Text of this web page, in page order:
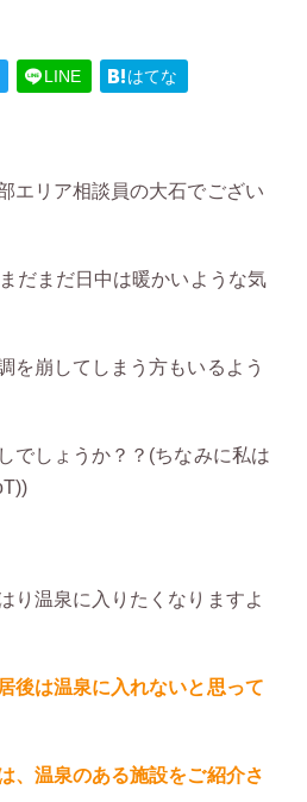
LINE はてな
エリア相談員の大石でござい
だまだ日中は暖かいような気
を崩してしまう方もいるよう
でしょうか？？(ちなみに私は
り温泉に入りたくなりますよ
後は温泉に入れないと思って
、温泉のある施設をご紹介さ